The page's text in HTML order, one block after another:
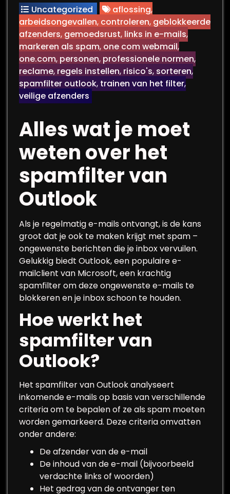
Uncategorized aflossing,
arbeidsongevallen, controleren, geblokkeerde
afzenders, gemoedsrust, links in e-mails,
markeren als spam, one com webmail,
one.com, personen, professionele normen,
reclame, regels instellen, risico's, sorteren,
spamfilter outlook, trainen van het filter,
veilige afzenders
Alles wat je moet
weten over het
spamfilter van
Outlook
Als je regelmatig e-mails ontvangt, is de kans
groot dat je ook te maken krijgt met spam –
ongewenste berichten die je inbox vervuilen.
Gelukkig biedt Outlook, een populaire e-
mailclient van Microsoft, een krachtig
spamfilter om deze ongewenste e-mails te
blokkeren en je inbox schoon te houden.
Hoe werkt het
spamfilter van
Outlook?
Het spamfilter van Outlook analyseert
inkomende e-mails op basis van verschillende
criteria om te bepalen of ze als spam moeten
worden gemarkeerd. Deze criteria omvatten
onder andere:
De afzender van de e-mail
De inhoud van de e-mail (bijvoorbeeld
verdachte links of woorden)
Het gedrag van de ontvanger ten